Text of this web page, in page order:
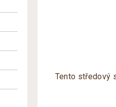
Tento středový